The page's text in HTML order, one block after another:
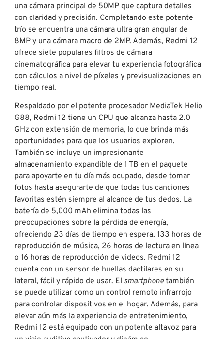
una cámara principal de 50MP que captura detalles
con claridad y precisión. Completando este potente
trío se encuentra una cámara ultra gran angular de
8MP y una cámara macro de 2MP. Además, Redmi 12
ofrece siete populares filtros de cámara
cinematográfica para elevar tu experiencia fotográfica
con cálculos a nivel de píxeles y previsualizaciones en
tiempo real.
Respaldado por el potente procesador MediaTek Helio
G88, Redmi 12 tiene un CPU que alcanza hasta 2.0
GHz con extensión de memoria, lo que brinda más
oportunidades para que los usuarios exploren.
También se incluye un impresionante
almacenamiento expandible de 1 TB en el paquete
para apoyarte en tu día más ocupado, desde tomar
fotos hasta asegurarte de que todas tus canciones
favoritas estén siempre al alcance de tus dedos. La
batería de 5,000 mAh elimina todas las
preocupaciones sobre la pérdida de energía,
ofreciendo 23 días de tiempo en espera, 133 horas de
reproducción de música, 26 horas de lectura en línea
o 16 horas de reproducción de videos. Redmi 12
cuenta con un sensor de huellas dactilares en su
lateral, fácil y rápido de usar. El smartphonetambién
se puede utilizar como un control remoto infrarrojo
para controlar dispositivos en el hogar. Además, para
elevar aún más la experiencia de entretenimiento,
Redmi 12 está equipado con un potente altavoz para